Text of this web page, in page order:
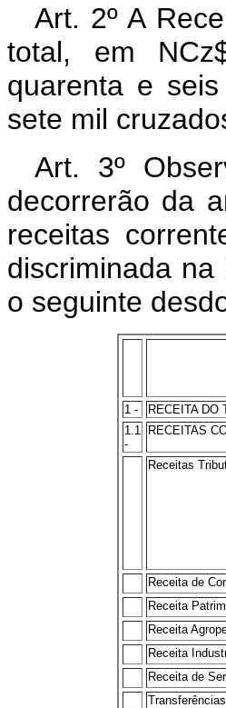
Art. 2º A
total, em
quarenta e
sete mil
Art. 3º
decorrerão da
receitas
discriminada
o seguinte
1 -
RECEITA DO
1.1
-
RECEITAS
Receitas
Receita de
Receita
Receita
Receita
Receita de